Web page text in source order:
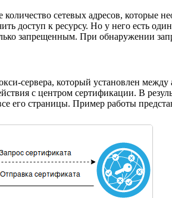
сетевых адресов,
доступ к ресурсу. Но у него есть
запрещенным. При обнаружении
сервера, который установлен между
с центром сертификации. В
его страницы. Пример работы